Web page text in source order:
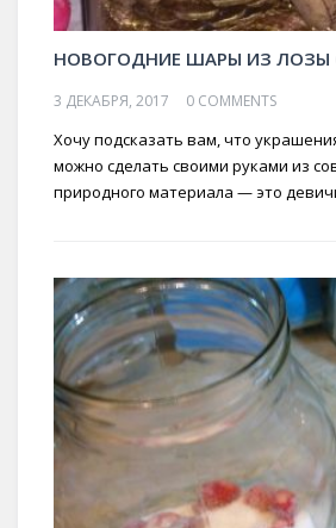
НОВОГОДНИЕ ШАРЫ ИЗ ЛОЗЫ
3 ДЕКАБРЯ, 2017 0 COMMENTS
Хочу подсказать вам, что
можно сделать своими руками из
природного материала — это